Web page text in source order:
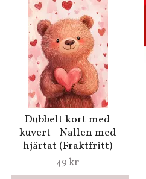
Dubbelt kort med
kuvert - Nallen med
hjärtat (Fraktfritt)
49 kr